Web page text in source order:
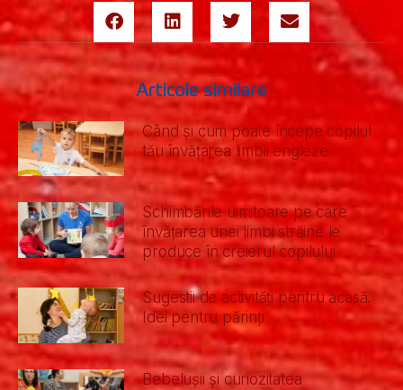
Articole similare
Când și cum poate începe copilul
tău învățarea limbii engleze
Schimbările uimitoare pe care
învățarea unei limbi străine le
produce în creierul copilului
Sugestii de activități pentru acasă.
Idei pentru părinți
Bebelușii și curiozitatea